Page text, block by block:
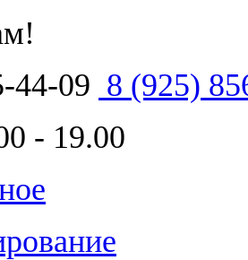
44-09 8 (925)
- 19.00